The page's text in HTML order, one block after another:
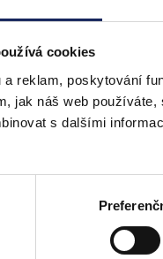
cookies
a reklam, poskytování
jak náš web
s dalšími
k závěru, že je
vztahu k výkonu
hospodářského či
organizace
i přes rozdílnou
metod.